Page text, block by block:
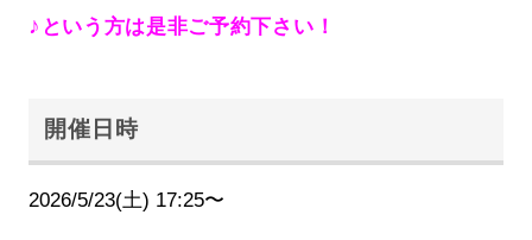
♪ という方は是非ご予約下さい！
開催日時
2026/5/23(土) 17:25〜